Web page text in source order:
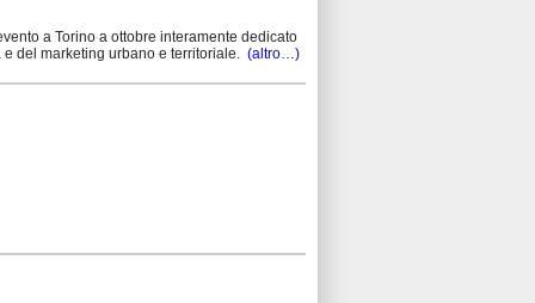
a Torino a ottobre interamente dedicato
del marketing urbano e territoriale. (altro…)